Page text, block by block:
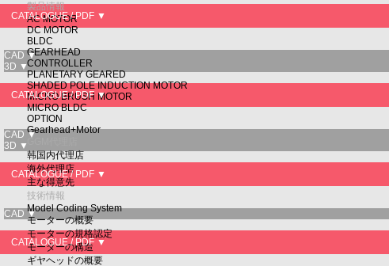
製品情報
AC MOTOR
DC MOTOR
BLDC
GEARHEAD
CONTROLLER
PLANETARY GEARED
SHADED POLE INDUCTION MOTOR
MICRO BRUSH MOTOR
MICRO BLDC
OPTION
Gearhead+Motor
韩国内代理店
海外代理店
主な得意先
技術情報
Model Coding System
モーターの概要
モーターの規格認定
モーターの構造
ギヤヘッドの概要
CATALOGUE / PDF ▼
CAD ▼
3D ▼
CATALOGUE / PDF ▼
CAD ▼
3D ▼
CATALOGUE / PDF ▼
CAD ▼
CATALOGUE / PDF ▼